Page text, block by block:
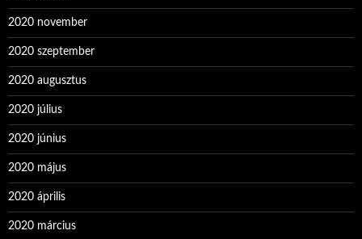
2020 november
2020 szeptember
2020 augusztus
2020 július
2020 június
2020 május
2020 április
2020 március